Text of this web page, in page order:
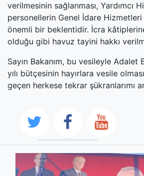
verilmesinin sağlanması, Yardımcı
personellerin Genel İdare Hizmetleri
önemli bir beklentidir. İcra
olduğu gibi havuz tayini hakkı
Sayın Bakanım, bu vesileyle Adalet
yılı bütçesinin hayırlara vesile
geçen herkese tekrar şükranlarımı